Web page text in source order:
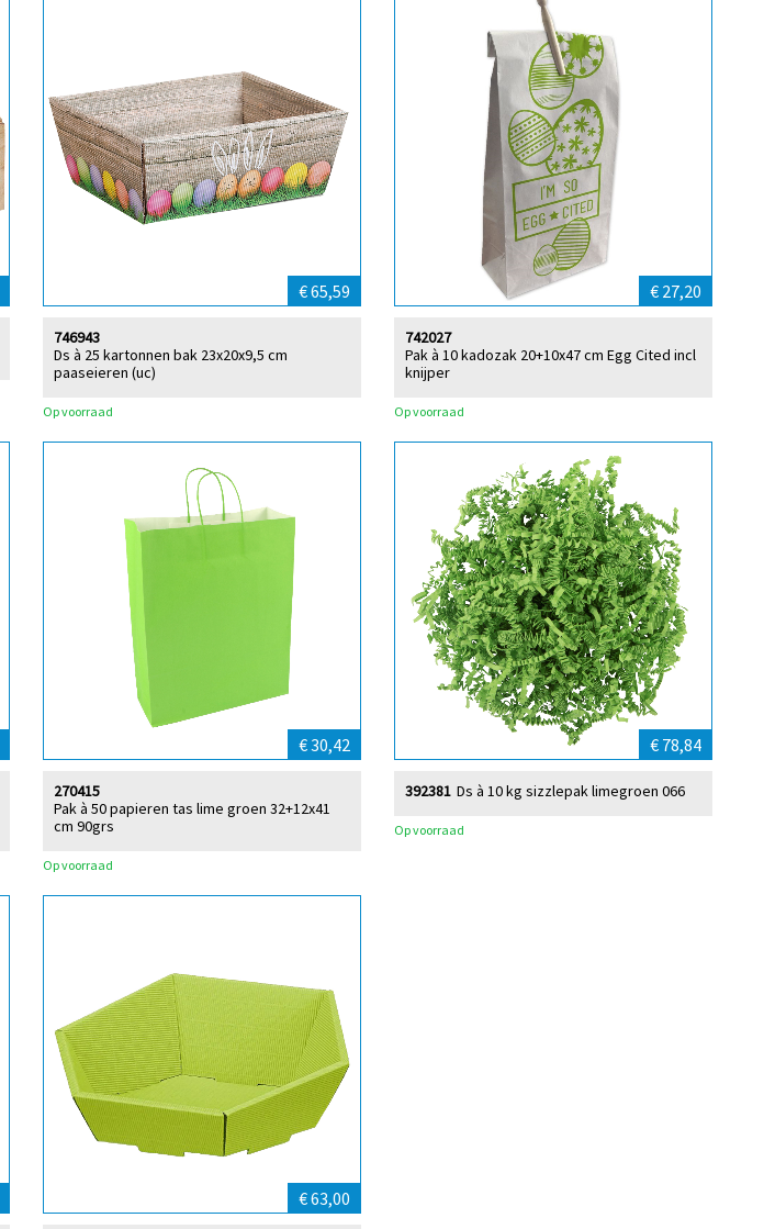
€ 65,59
Ds à 25 kartonnen bak 23x20x9,5 cm
paaseieren (uc)
746943
Op voorraad
€ 27,20
Pak à 10 kadozak 20+10x47 cm Egg Cited incl
knijper
742027
Op voorraad
€ 30,42
Pak à 50 papieren tas lime groen 32+12x41
cm 90grs
270415
Op voorraad
€ 78,84
Ds à 10 kg sizzlepak limegroen 066
392381
Op voorraad
€ 63,00